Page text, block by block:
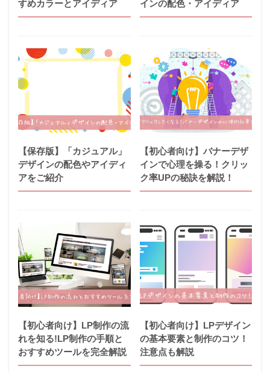
すめカラーとアイディア
インの配色・アイディア
【保存版】「カジュアル」
デザインの配色やアイディ
アをご紹介
【初心者向け】バナーデザ
インで心理を操る！クリッ
ク率UPの秘訣を解説！
【初心者向け】LP制作の流
れを知る!LP制作の手順と
おすすめツールを完全解説
【初心者向け】LPデザイン
の基本要素と制作のコツ！
注意点も解説